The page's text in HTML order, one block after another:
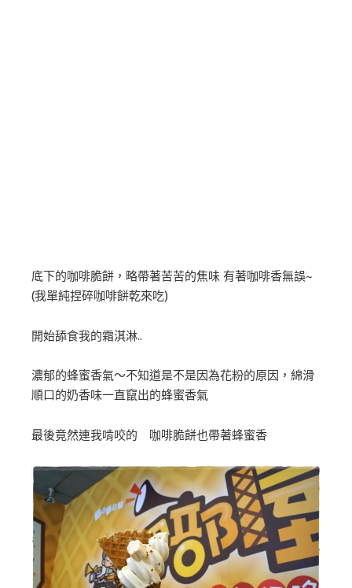
底下的咖啡脆餅，略帶著苦苦的焦味 有著咖啡香無誤~
(我單純捏碎咖啡餅乾來吃)
開始舔食我的霜淇淋..
濃郁的蜂蜜香氣～不知道是不是因為花粉的原因，綿滑
順口的奶香味一直竄出的蜂蜜香氣
最後竟然連我啃咬的 咖啡脆餅也帶著蜂蜜香